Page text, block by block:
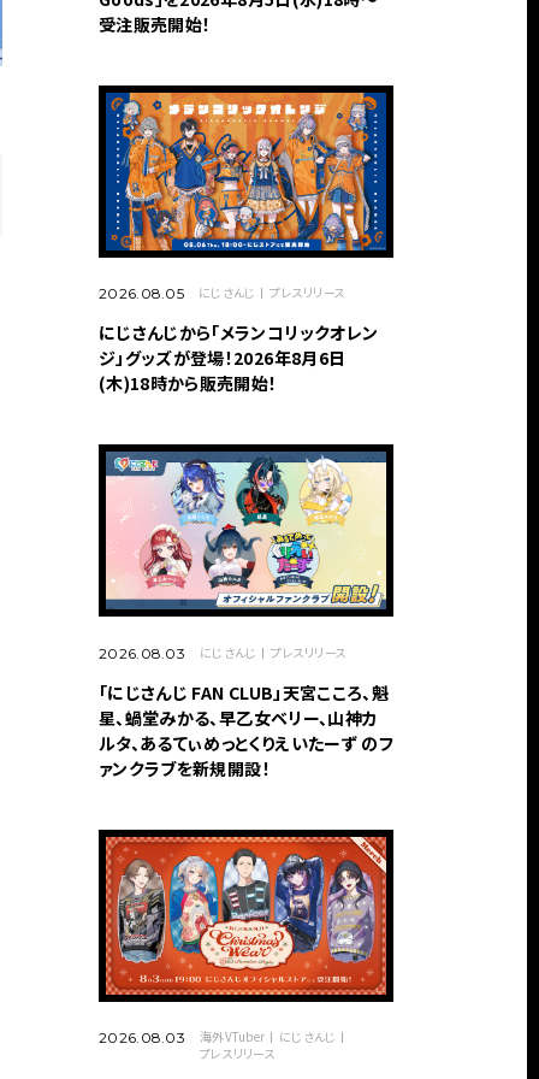
受注販売開始！
2026.08.05 にじさんじ プレスリリース
にじさんじから「メランコリックオレン
ジ」グッズが登場！2026年8月6日
(木)18時から販売開始！
2026.08.03 にじさんじ プレスリリース
「にじさんじ FAN CLUB」天宮こころ、魁
星、蝸堂みかる、早乙女ベリー、山神カ
ルタ、あるてぃめっとくりえいたーず のフ
ァンクラブを新規開設！
2026.08.03 海外VTuber
にじさんじ
プレスリリース